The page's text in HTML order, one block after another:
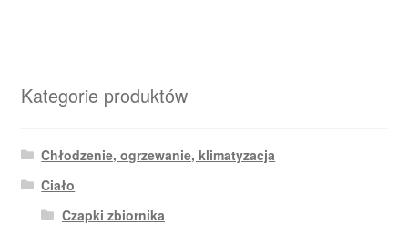
Kategorie produktów
Chłodzenie, ogrzewanie, klimatyzacja
Ciało
Czapki zbiornika